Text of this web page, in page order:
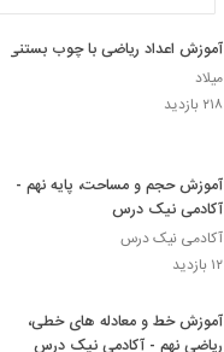
آموزش اعداد ریاضی با چوب بستنی
میلاد
۲۱۸ بازدید
آموزش حجم و مساحت، پایه نهم -
آکادمی نیک درس
آکادمی نیک درس
۱۲ بازدید
آموزش خط و معادله های خطی،
ریاضی نهم - آکادمی نیک درس